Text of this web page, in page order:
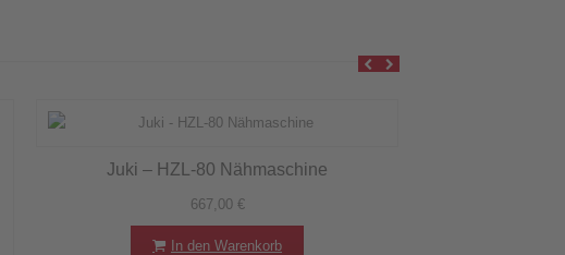
Juki – HZL-80 Nähmaschine
667,00 €
In den Warenkorb